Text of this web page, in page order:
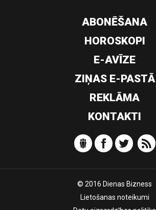
ABONĒŠANA
HOROSKOPI
E-AVĪZE
ZIŅAS E-PASTĀ
REKLĀMA
KONTAKTI
© 2016 Dienas Bizness
Lietošanas noteikumi